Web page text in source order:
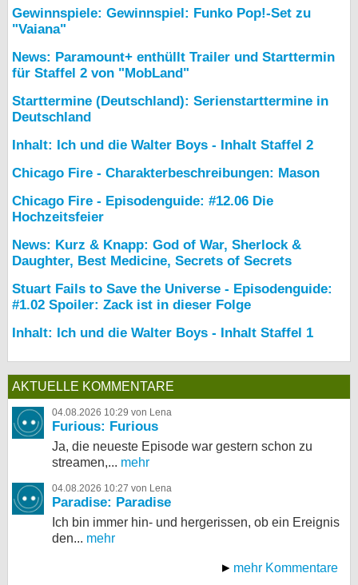
Gewinnspiele: Gewinnspiel: Funko Pop!-Set zu
"Vaiana"
News: Paramount+ enthüllt Trailer und Starttermin
für Staffel 2 von "MobLand"
Starttermine (Deutschland): Serienstarttermine in
Deutschland
Inhalt: Ich und die Walter Boys - Inhalt Staffel 2
Chicago Fire - Charakterbeschreibungen: Mason
Chicago Fire - Episodenguide: #12.06 Die
Hochzeitsfeier
News: Kurz & Knapp: God of War, Sherlock &
Daughter, Best Medicine, Secrets of Secrets
Stuart Fails to Save the Universe - Episodenguide:
#1.02 Spoiler: Zack ist in dieser Folge
Inhalt: Ich und die Walter Boys - Inhalt Staffel 1
AKTUELLE KOMMENTARE
04.08.2026 10:29 von Lena
Furious: Furious
Ja, die neueste Episode war gestern schon zu
streamen,... mehr
04.08.2026 10:27 von Lena
Paradise: Paradise
Ich bin immer hin- und hergerissen, ob ein Ereignis
den... mehr
mehr Kommentare